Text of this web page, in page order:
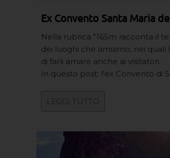
Ex Convento Santa Maria
Nella rubrica "165m racconta il
dei luoghi che amiamo, nei quali
di farli amare anche ai visitatori.
In questo post: l'ex Convento di
LEGGI TUTTO